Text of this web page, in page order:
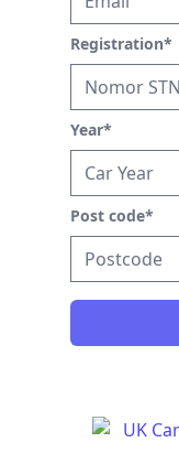
Registration*
Year*
Post code*